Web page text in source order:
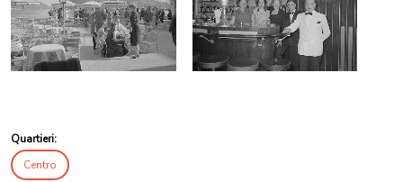
Quartieri:
Centro